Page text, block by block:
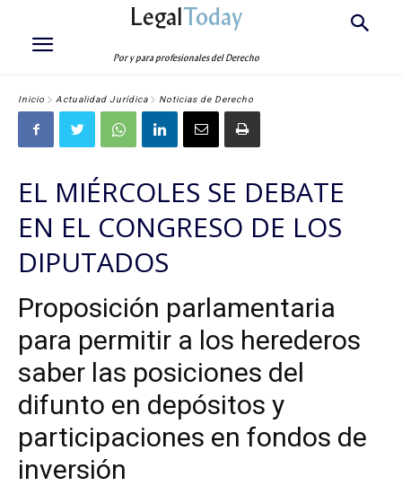
LegalToday
Por y para profesionales del Derecho
Inicio Actualidad Jurídica Noticias de Derecho
EL MIÉRCOLES SE DEBATE
EN EL CONGRESO DE LOS
DIPUTADOS
Proposición parlamentaria
para permitir a los herederos
saber las posiciones del
difunto en depósitos y
participaciones en fondos de
inversión